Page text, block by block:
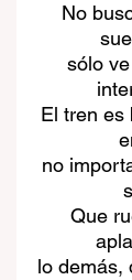
No
sólo
El tren es
no
Que
lo demás,